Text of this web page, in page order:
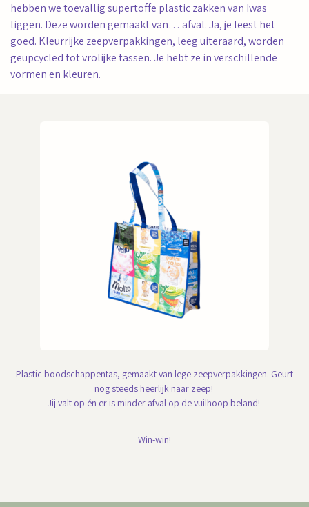
hebben we toevallig supertoffe plastic zakken van Iwas
liggen. Deze worden gemaakt van… afval. Ja, je leest het
goed. Kleurrijke zeepverpakkingen, leeg uiteraard, worden
geupcycled tot vrolijke tassen. Je hebt ze in verschillende
vormen en kleuren.
Plastic boodschappentas, gemaakt van lege zeepverpakkingen. Geurt
nog steeds heerlijk naar zeep!
Jij valt op én er is minder afval op de vuilhoop beland!
Win-win!